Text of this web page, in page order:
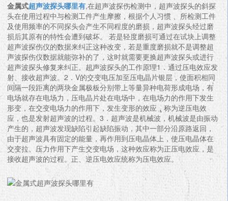
金属式超声波探头哪里有,在超声波探伤检测中，超声波探头的斜探
头在使用过程中与检测工件产生摩擦，根据个人习惯 、所检测工件
及使用频率的不同探头会产生不同程度的磨损，超声波探头经过磨
损后其原有的特性会遭到破坏。 若是轻度磨损可通过在试块上调整
超声波探伤仪的数据来纠正这种改变，若是重度磨损就不是调整超
声波探伤仪数据就能弥补的了，这时就需要更换超声波探头或进行
超声波探头修复来纠正。超声波探头的工作原理1．通过压电效应发
射、接收超声波。2．V的交变电压加至压电晶片银层，使面积相同
间隔一段距离的两块金属极板分别带上等量异种电荷形成电场，有
电场就存在电场力，压电晶片处在电场中，在电场力的作用下发生
形变，在交变电场力的作用下，发生变形的效应，称为逆压电效
应，也是发射超声波的过程。3．超声波是机械波，机械波是由振动
产生的，超声波发现缺陷引起缺陷振动，其中一部分沿原路返回，
由于超声波具有固定的能量，再作用到压电晶体上，使压电晶体在
交变拉、压力作用下产生交变电场，这种效应称为正压电效应，是
接收超声波的过程。正、逆压电效应统称为压电效应。